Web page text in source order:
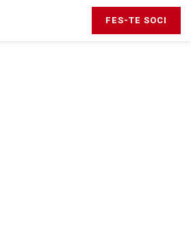
FES-TE SOCI